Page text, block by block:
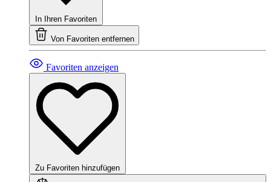
In Ihren Favoriten
Von Favoriten entfernen
Favoriten anzeigen
Zu Favoriten hinzufügen